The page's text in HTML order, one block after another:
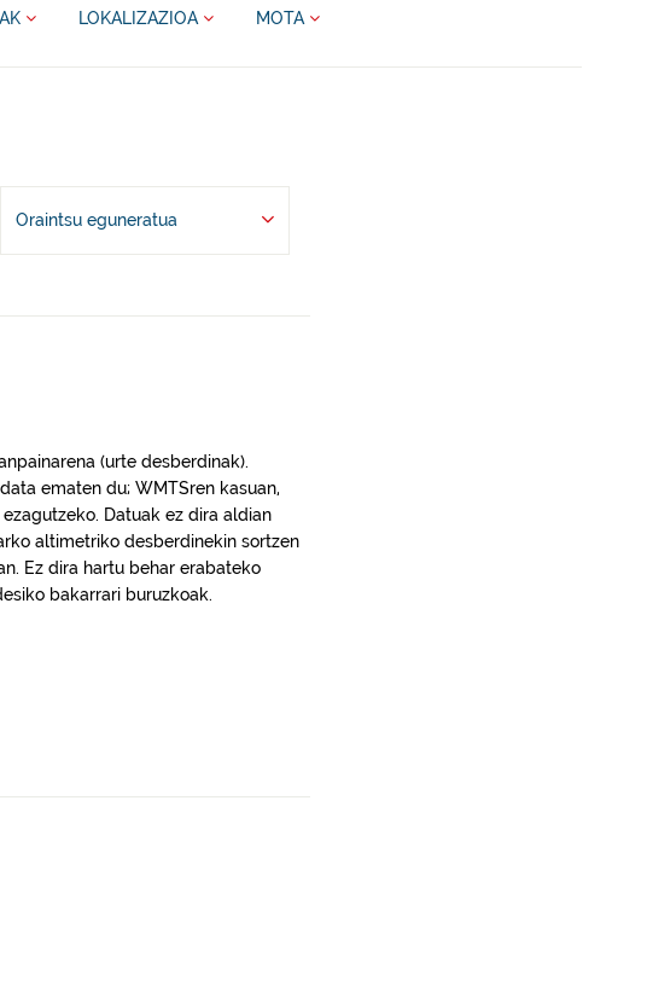
LOKALIZAZIOA MOTA
Oraintsu eguneratua
(urte desberdinak).
ematen du; WMTSren kasuan,
Datuak ez dira aldian
altimetriko desberdinekin sortzen
Ez dira hartu behar erabateko
bakarrari buruzkoak.